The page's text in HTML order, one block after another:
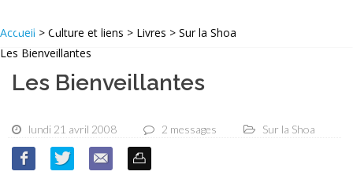
Accueil > Culture et liens > Livres > Sur la Shoa
Les Bienveillantes
Les Bienveillantes
lundi 21 avril 2008 2 messages Sur la Shoa